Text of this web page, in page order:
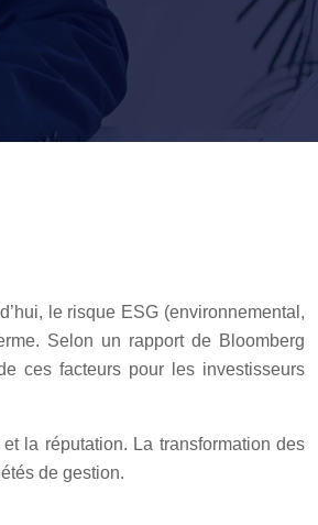
le risque ESG (environnemental,
Selon un rapport de Bloomberg
ces facteurs pour les investisseurs
la réputation. La transformation des
de gestion.